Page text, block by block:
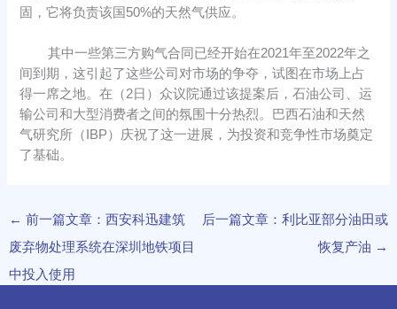
固，它将负责该国50%的天然气供应。
其中一些第三方购气合同已经开始在2021年至2022年之
间到期，这引起了这些公司对市场的争夺，试图在市场上占
得一席之地。在（2日）众议院通过该提案后，石油公司、运
输公司和大型消费者之间的氛围十分热烈。巴西石油和天然
气研究所（IBP）庆祝了这一进展，为投资和竞争性市场奠定
了基础。
← 前一篇文章：西安科迅建筑
废弃物处理系统在深圳地铁项目
中投入使用
后一篇文章：利比亚部分油田或
恢复产油 →